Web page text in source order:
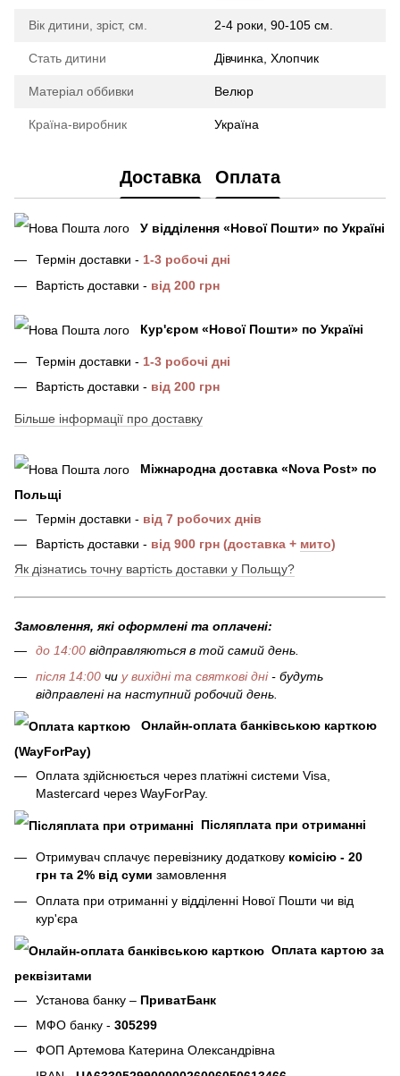
Вік дитини, зріст, см. 2-4 роки, 90-105 см.
Стать дитини Дівчинка, Хлопчик
Матеріал оббивки Велюр
Країна-виробник Україна
Доставка Оплата
У відділення «Нової Пошти» по Україні
Термін доставки - 1-3 робочі дні
Вартість доставки - від 200 грн
Кур'єром «Нової Пошти» по Україні
Термін доставки - 1-3 робочі дні
Вартість доставки - від 200 грн
Більше інформації про доставку
Міжнародна доставка «Nova Post» по
Польщі
Термін доставки - від 7 робочих днів
Вартість доставки - від 900 грн (доставка + мито)
Як дізнатись точну вартість доставки у Польщу?
Замовлення, які оформлені та оплачені:
до 14:00 відправляються в той самий день.
після 14:00 чи у вихідні та святкові дні- будуть
відправлені на наступний робочий день.
Онлайн-оплата банківською карткою
(WayForPay)
Оплата здійснюється через платіжні системи Visa,
Mastercard через WayForPay.
Післяплата при отриманні
Отримувач сплачує перевізнику додаткову комісію - 20
грн та 2% від суми замовлення
Оплата при отриманні у відділенні Нової Пошти чи від
кур'єра
Оплата картою за
реквізитами
Установа банку – ПриватБанк
МФО банку - 305299
ФОП Артемова Катерина Олександрівна